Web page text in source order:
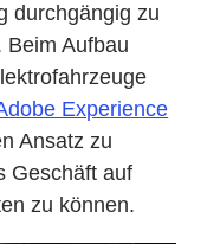
durchgängig zu
Beim Aufbau
Experience
Ansatz zu
Geschäft auf
zu können.